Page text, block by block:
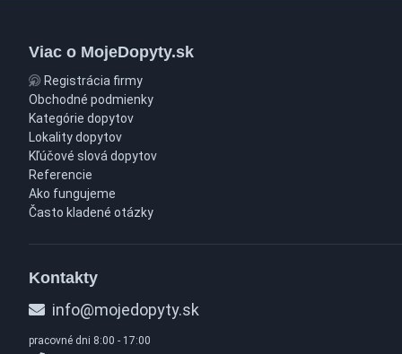
Viac o MojeDopyty.sk
Registrácia firmy
Obchodné podmienky
Kategórie dopytov
Lokality dopytov
Kľúčové slová dopytov
Referencie
Ako fungujeme
Často kladené otázky
Kontakty
info@mojedopyty.sk
pracovné dni 8:00 - 17:00